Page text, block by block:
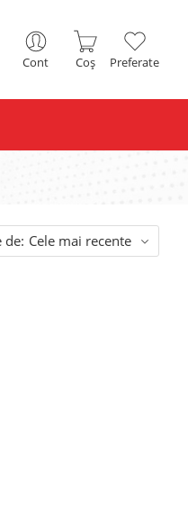
Cont Coș Preferate
de: Cele mai recente